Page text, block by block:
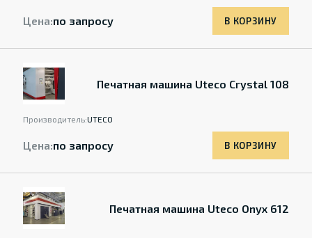
Цена:по запросу В КОРЗИНУ
Печатная машина Uteco Crystal 108
Производитель:UTECO
Цена:по запросу В КОРЗИНУ
Печатная машина Uteco Onyx 612